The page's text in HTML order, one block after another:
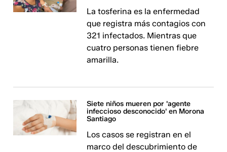
La tosferina es la enfermedad
que registra más contagios con
321 infectados. Mientras que
cuatro personas tienen fiebre
amarilla.
Siete niños mueren por 'agente
infeccioso desconocido' en Morona
Santiago
Los casos se registran en el
marco del descubrimiento de